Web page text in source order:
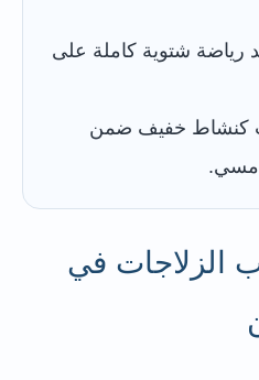
رياضة شتوية كاملة على
كنشاط خفيف ضمن
الزلاجات في